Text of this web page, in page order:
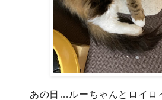
あの日…ルーちゃんとロイロ